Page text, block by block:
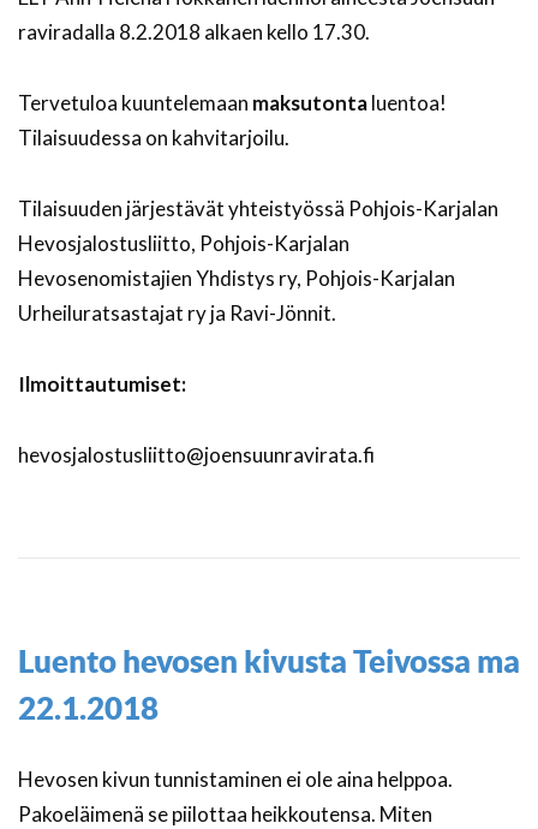
raviradalla 8.2.2018 alkaen kello 17.30.
Tervetuloa kuuntelemaan maksutontaluentoa!
Tilaisuudessa on kahvitarjoilu.
Tilaisuuden järjestävät yhteistyössä Pohjois-Karjalan
Hevosjalostusliitto, Pohjois-Karjalan
Hevosenomistajien Yhdistys ry, Pohjois-Karjalan
Urheiluratsastajat ry ja Ravi-Jönnit.
Ilmoittautumiset:
hevosjalostusliitto@joensuunravirata.fi
Luento hevosen kivusta Teivossa ma
22.1.2018
Hevosen kivun tunnistaminen ei ole aina helppoa.
Pakoeläimenä se piilottaa heikkoutensa. Miten